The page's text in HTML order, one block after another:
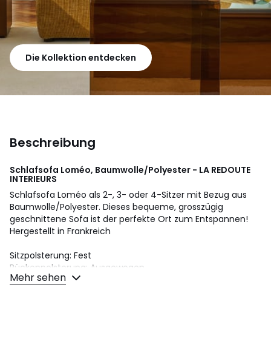
Die Kollektion entdecken
Beschreibung
Schlafsofa Loméo, Baumwolle/Polyester - LA REDOUTE
INTERIEURS
Schlafsofa Loméo als 2-, 3- oder 4-Sitzer mit Bezug aus
Baumwolle/Polyester. Dieses bequeme, grosszügig
geschnittene Sofa ist der perfekte Ort zum Entspannen!
Hergestellt in Frankreich
Sitzpolsterung: Fest
Rückenpolsterung: Ausgewogen
Mehr sehen